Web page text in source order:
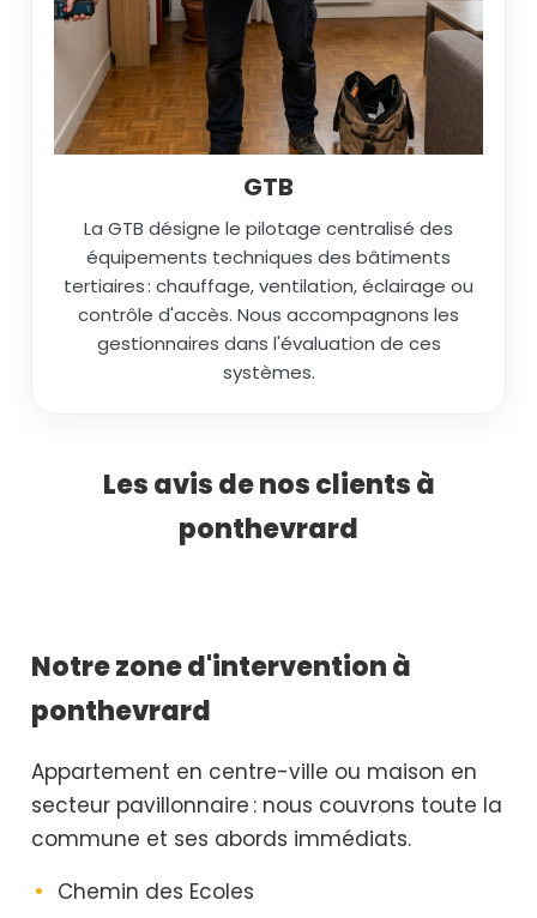
GTB
La GTB désigne le pilotage centralisé des
équipements techniques des bâtiments
tertiaires : chauffage, ventilation, éclairage ou
contrôle d'accès. Nous accompagnons les
gestionnaires dans l'évaluation de ces
systèmes.
Les avis de nos clients à
ponthevrard
Notre zone d'intervention à
ponthevrard
Appartement en centre-ville ou maison en
secteur pavillonnaire : nous couvrons toute la
commune et ses abords immédiats.
Chemin des Ecoles